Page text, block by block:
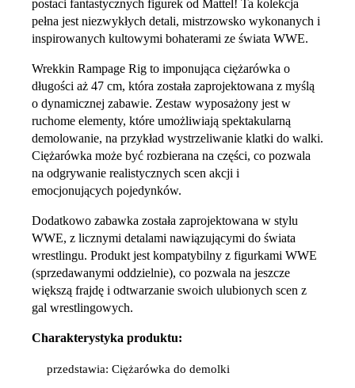
postaci fantastycznych figurek od Mattel! Ta kolekcja
pełna jest niezwykłych detali, mistrzowsko wykonanych i
inspirowanych kultowymi bohaterami ze świata WWE.
Wrekkin Rampage Rig to imponująca ciężarówka o
długości aż 47 cm, która została zaprojektowana z myślą
o dynamicznej zabawie. Zestaw wyposażony jest w
ruchome elementy, które umożliwiają spektakularną
demolowanie, na przykład wystrzeliwanie klatki do walki.
Ciężarówka może być rozbierana na części, co pozwala
na odgrywanie realistycznych scen akcji i
emocjonujących pojedynków.
Dodatkowo zabawka została zaprojektowana w stylu
WWE, z licznymi detalami nawiązującymi do świata
wrestlingu. Produkt jest kompatybilny z figurkami WWE
(sprzedawanymi oddzielnie), co pozwala na jeszcze
większą frajdę i odtwarzanie swoich ulubionych scen z
gal wrestlingowych.
Charakterystyka produktu:
przedstawia: Ciężarówka do demolki